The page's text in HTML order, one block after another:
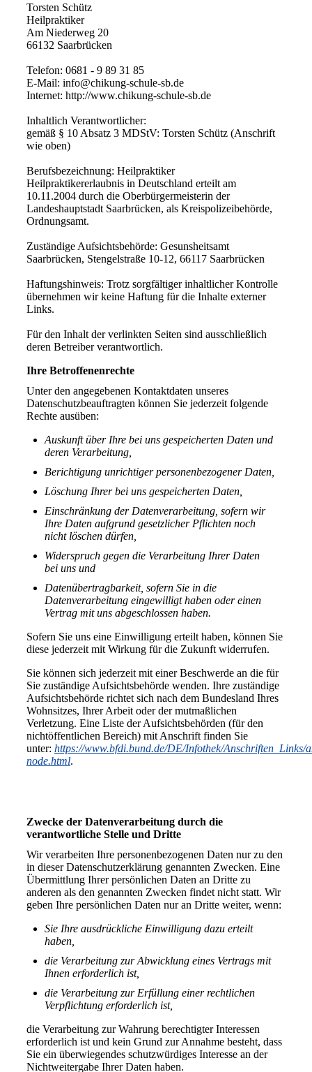
Torsten Schütz
Heilpraktiker
Am Niederweg 20
66132 Saarbrücken
Telefon: 0681 - 9 89 31 85
E-Mail: info@chikung-schule-sb.de
Internet: http://www.chikung-schule-sb.de
Inhaltlich Verantwortlicher:
gemäß § 10 Absatz 3 MDStV: Torsten Schütz (Anschrift
wie oben)
Berufsbezeichnung: Heilpraktiker
Heilpraktikererlaubnis in Deutschland erteilt am
10.11.2004 durch die Oberbürgermeisterin der
Landeshauptstadt Saarbrücken, als Kreispolizeibehörde,
Ordnungsamt.
Zuständige Aufsichtsbehörde: Gesunsheitsamt
Saarbrücken, Stengelstraße 10-12, 66117 Saarbrücken
Haftungshinweis: Trotz sorgfältiger inhaltlicher Kontrolle
übernehmen wir keine Haftung für die Inhalte externer
Links.
Für den Inhalt der verlinkten Seiten sind ausschließlich
deren Betreiber verantwortlich.
Ihre Betroffenenrechte
Unter den angegebenen Kontaktdaten unseres
Datenschutzbeauftragten können Sie jederzeit folgende
Rechte ausüben:
Auskunft über Ihre bei uns gespeicherten Daten und
deren Verarbeitung,
Berichtigung unrichtiger personenbezogener Daten,
Löschung Ihrer bei uns gespeicherten Daten,
Einschränkung der Datenverarbeitung, sofern wir
Ihre Daten aufgrund gesetzlicher Pflichten noch
nicht löschen dürfen,
Widerspruch gegen die Verarbeitung Ihrer Daten
bei uns und
Datenübertragbarkeit, sofern Sie in die
Datenverarbeitung eingewilligt haben oder einen
Vertrag mit uns abgeschlossen haben.
Sofern Sie uns eine Einwilligung erteilt haben, können Sie
diese jederzeit mit Wirkung für die Zukunft widerrufen.
Sie können sich jederzeit mit einer Beschwerde an die für
Sie zuständige Aufsichtsbehörde wenden. Ihre zuständige
Aufsichtsbehörde richtet sich nach dem Bundesland Ihres
Wohnsitzes, Ihrer Arbeit oder der mutmaßlichen
Verletzung. Eine Liste der Aufsichtsbehörden (für den
nichtöffentlichen Bereich) mit Anschrift finden Sie
unter: https://www.bfdi.bund.de/DE/Infothek/Anschriften_Links/
node.html.
Zwecke der Datenverarbeitung durch die
verantwortliche Stelle und Dritte
Wir verarbeiten Ihre personenbezogenen Daten nur zu den
in dieser Datenschutzerklärung genannten Zwecken. Eine
Übermittlung Ihrer persönlichen Daten an Dritte zu
anderen als den genannten Zwecken findet nicht statt. Wir
geben Ihre persönlichen Daten nur an Dritte weiter, wenn:
Sie Ihre ausdrückliche Einwilligung dazu erteilt
haben,
die Verarbeitung zur Abwicklung eines Vertrags mit
Ihnen erforderlich ist,
die Verarbeitung zur Erfüllung einer rechtlichen
Verpflichtung erforderlich ist,
die Verarbeitung zur Wahrung berechtigter Interessen
erforderlich ist und kein Grund zur Annahme besteht, dass
Sie ein überwiegendes schutzwürdiges Interesse an der
Nichtweitergabe Ihrer Daten haben.